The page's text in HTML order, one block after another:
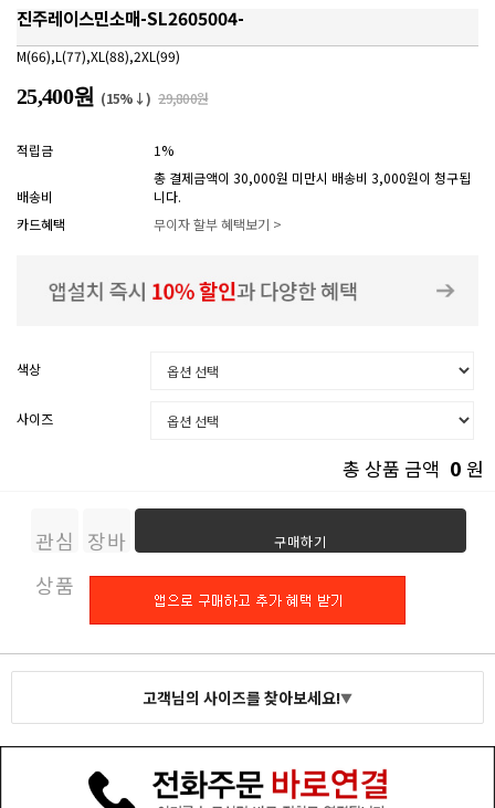
진주레이스민소매-SL2605004-
M(66),L(77),XL(88),2XL(99)
25,400원 (15%↓) 29,800원
적립금 1%
배송비
총 결제금액이 30,000원 미만시 배송비 3,000원이 청구됩
니다.
카드혜택
무이자 할부 혜택보기 >
색상
사이즈
총 상품 금액 0 원
관심
상품
장바
구니
구매하기
고객님의 사이즈를 찾아보세요!▼